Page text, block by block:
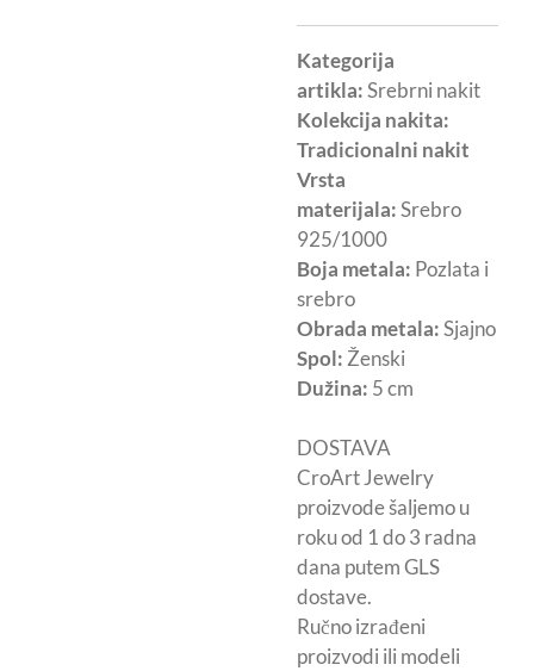
Kategorija
artikla:Srebrni nakit
Kolekcija nakita:
Tradicionalni nakit
Vrsta
materijala:Srebro
925/1000
Boja metala: Pozlata i
srebro
Obrada metala:Sjajno
Spol: Ženski
Dužina: 5 cm
DOSTAVA
CroArt Jewelry
proizvode šaljemo u
roku od 1 do 3 radna
dana putem GLS
dostave.
Ručno izrađeni
proizvodi ili modeli